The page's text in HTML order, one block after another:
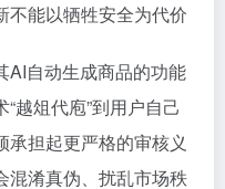
不能以牺牲安全为代价
AI自动生成商品的功能
越俎代庖”到用户自己
担起更严格的审核义
混淆真伪、扰乱市场秩